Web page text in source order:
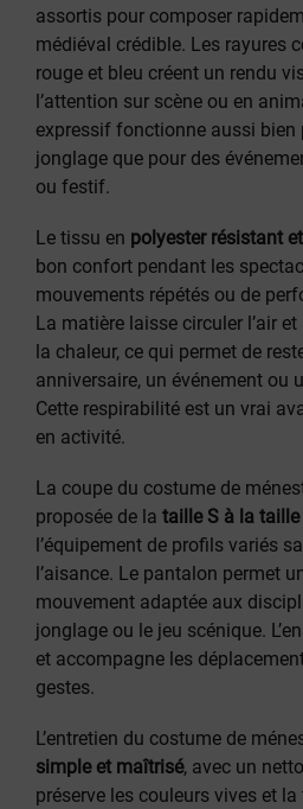
assortis pour composer
médiéval crédible. Les rayures
rouge et bleu créent un rendu
l’attention sur scène ou en
expressif fonctionne aussi bien
jonglage que pour des
ou festif.
Le tissu en polyester résistant
bon confort pendant les
mouvements répétés ou de
La matière laisse circuler l’air
la chaleur, ce qui permet de
anniversaire, un événement ou
Cette respirabilité est un vrai
en activité.
La coupe du costume de
proposée de la taille S à la taille
l’équipement de profils variés
l’aisance. Le pantalon permet
mouvement adaptée aux
jonglage ou le jeu scénique.
et accompagne les
gestes.
L’entretien du costume de
simple et maîtrisé, avec un
préserve les couleurs vives et